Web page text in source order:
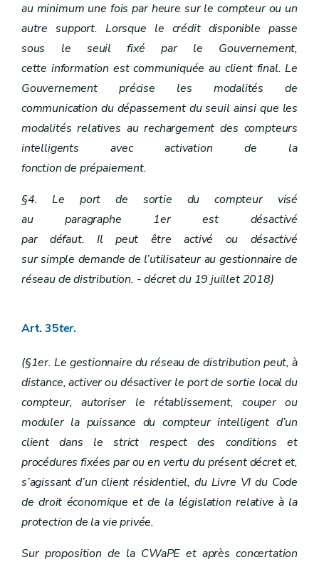
au minimum une fois par heure sur le compteur ou un
autre support. Lorsque le crédit disponible passe
sous le seuil fixé par le Gouvernement,
cette information est communiquée au client final. Le
Gouvernement précise les modalités de
communication du dépassement du seuil ainsi que les
modalités relatives au rechargement des compteurs
intelligents avec activation de la
fonction de prépaiement.
§4. Le port de sortie du compteur visé
au paragraphe 1er est désactivé
par défaut. Il peut être activé ou désactivé
sur simple demande de l’utilisateur au gestionnaire de
réseau de distribution. - décret du 19 juillet 2018)
Art. 35ter.
(§1er. Le gestionnaire du réseau de distribution peut, à
distance, activer ou désactiver le port de sortie local du
compteur, autoriser le rétablissement, couper ou
moduler la puissance du compteur intelligent d’un
client dans le strict respect des conditions et
procédures fixées par ou en vertu du présent décret et,
s’agissant d’un client résidentiel, du Livre VI du Code
de droit économique et de la législation relative à la
protection de la vie privée.
Sur proposition de la CWaPE et après concertation